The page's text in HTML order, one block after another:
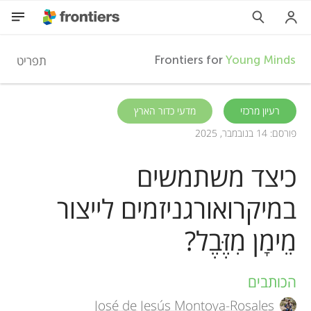
F
r
o
n
t
Frontiers forYoung Minds תפריט
השתתפות
רעיון מרכזי
מדעי כדור הארץ
פורסם: 14 בנובמבר, 2025
כיצד משתמשים
במיקרואורגניזמים לייצור
מֵימָן מִזֶּבֶל?
A
הכותבים
José de Jesús Montoya-Rosales